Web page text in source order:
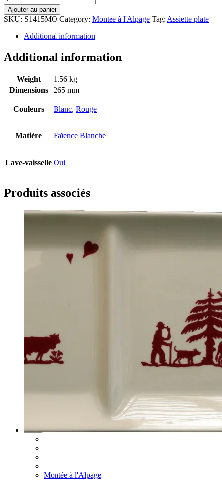
Ajouter au panier
SKU: S1415MO Category: Montée à l'Alpage Tag: Assiette plate
Additional information
Additional information
Weight
1.56 kg
Dimensions
265 mm
Couleurs Blanc, Rouge
Matière Faïence Blanche
Lave-vaisselle Oui
Produits associés
Montée à l'Alpage